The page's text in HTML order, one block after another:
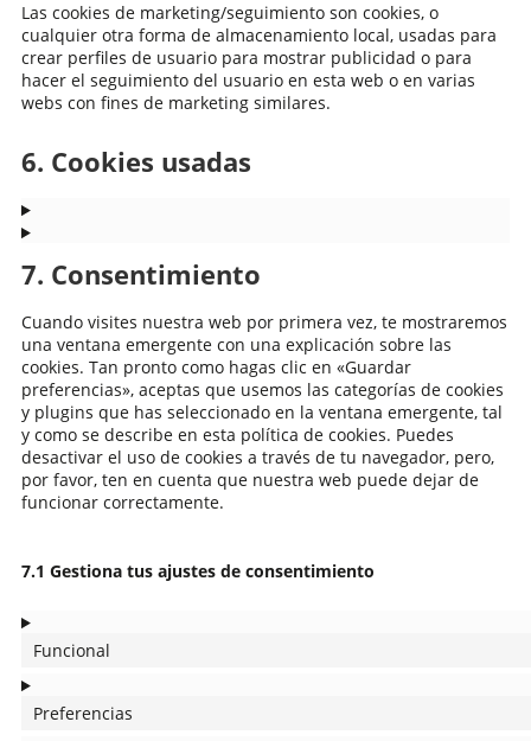
Las cookies de marketing/seguimiento son cookies, o
cualquier otra forma de almacenamiento local, usadas para
crear perfiles de usuario para mostrar publicidad o para
hacer el seguimiento del usuario en esta web o en varias
webs con fines de marketing similares.
6. Cookies usadas
7. Consentimiento
Cuando visites nuestra web por primera vez, te mostraremos
una ventana emergente con una explicación sobre las
cookies. Tan pronto como hagas clic en «Guardar
preferencias», aceptas que usemos las categorías de cookies
y plugins que has seleccionado en la ventana emergente, tal
y como se describe en esta política de cookies. Puedes
desactivar el uso de cookies a través de tu navegador, pero,
por favor, ten en cuenta que nuestra web puede dejar de
funcionar correctamente.
7.1 Gestiona tus ajustes de consentimiento
Funcional
Preferencias